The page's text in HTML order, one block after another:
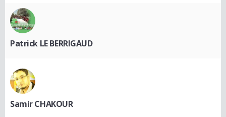
Patrick LE BERRIGAUD
Samir CHAKOUR